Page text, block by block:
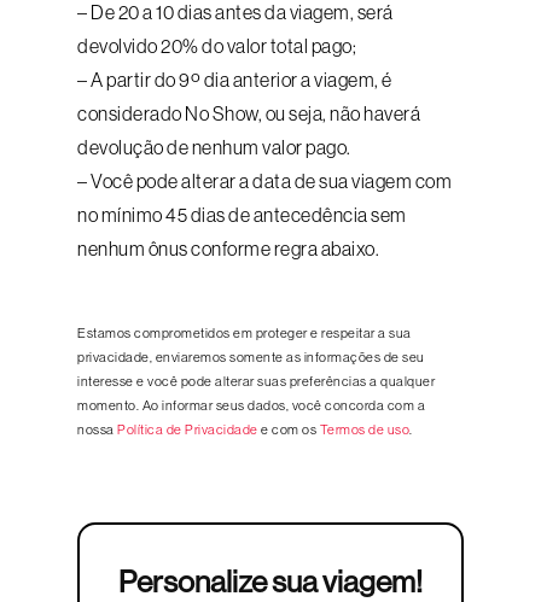
– De 20 a 10 dias antes da viagem, será
devolvido 20% do valor total pago;
– A partir do 9º dia anterior a viagem, é
considerado No Show, ou seja, não haverá
devolução de nenhum valor pago.
– Você pode alterar a data de sua viagem com
no mínimo 45 dias de antecedência sem
nenhum ônus conforme regra abaixo.
Estamos comprometidos em proteger e respeitar a sua
privacidade, enviaremos somente as informações de seu
interesse e você pode alterar suas preferências a qualquer
momento. Ao informar seus dados, você concorda com a
nossa Política de Privacidade e com os Termos de uso
Personalize sua viagem!